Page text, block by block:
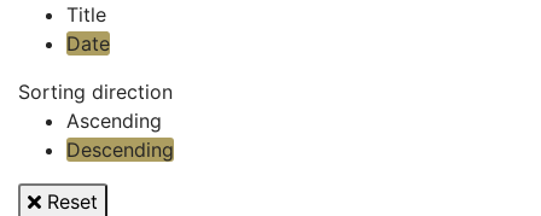
Title
Date
Sorting direction
Ascending
Descending
Reset